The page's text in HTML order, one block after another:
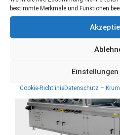
bestimmte Merkmale und Funktionen
Cookie-RichtlinieDatenschutz –